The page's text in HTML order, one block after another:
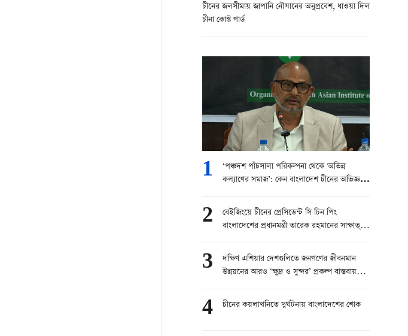
চীনের জলসীমায় জাপানি নৌযানের অনুপ্রবেশ, ধাওয়া দিল
চীনা কোস্ট গার্ড
1
‘পঞ্চদশ পাঁচসালা পরিকল্পনা থেকে 'অভিন্ন
কল্যাণের সমাজ’: কেন বাংলাদেশ চীনের অভিজ্ঞতা
2
বেইজিংয়ে চীনের প্রেসিডেন্ট সি চিন পিং
বাংলাদেশের প্রধানমন্ত্রী তারেক রহমানের সাক্ষাত্
3
দক্ষিণ এশিয়ার দেশগুলিতে জনগণের জীবনমান
উন্নয়নের আরও ‘ক্ষুদ্র ও সুন্দর’ প্রকল্প বাস্তবায়ন
4 চীনের কয়লাখনিতে দুর্ঘটনায় বাংলাদেশের শোক